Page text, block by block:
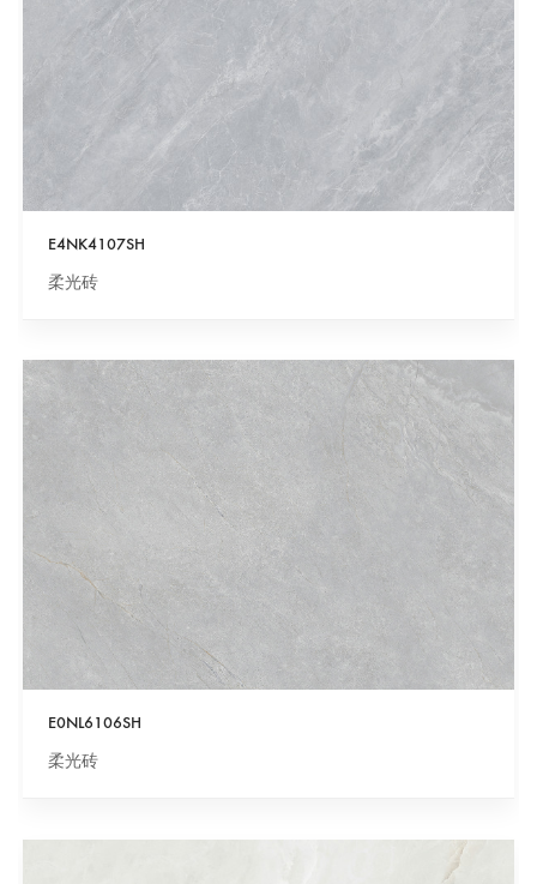
E4NK4107SH
柔光砖
E0NL6106SH
柔光砖